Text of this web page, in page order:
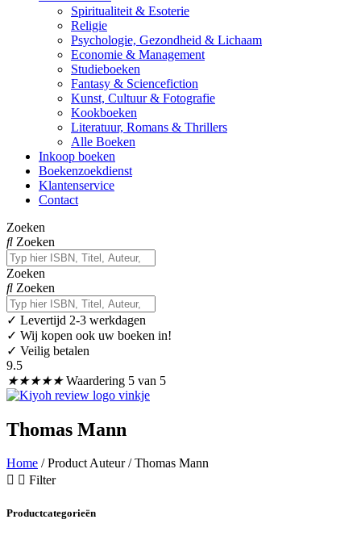
Spiritualiteit & Esoterie
Religie
Psychologie, Gezondheid & Lichaam
Economie & Management
Studieboeken
Fantasy & Sciencefiction
Kunst, Cultuur & Fotografie
Kookboeken
Literatuur, Romans & Thrillers
Alle Boeken
Inkoop boeken
Boekenzoekdienst
Klantenservice
Contact
Zoeken
Zoeken
Zoeken
Zoeken
✓ Levertijd 2-3 werkdagen
✓ Wij kopen ook uw boeken in!
✓ Veilig betalen
9.5
★★★★★ Waardering 5 van 5
Thomas Mann
Home / Product Auteur / Thomas Mann
Filter
Productcategorieën